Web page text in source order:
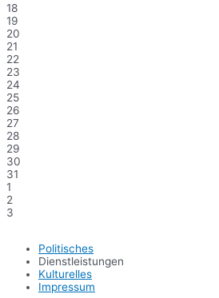
18
19
20
21
22
23
24
25
26
27
28
29
30
31
1
2
3
Politisches
Dienstleistungen
Kulturelles
Impressum